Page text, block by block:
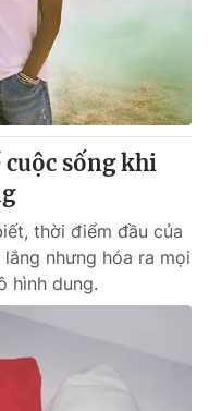
video
thao
cuộc sống khi
thời điểm đầu của
nhưng hóa ra mọi
hình dung.